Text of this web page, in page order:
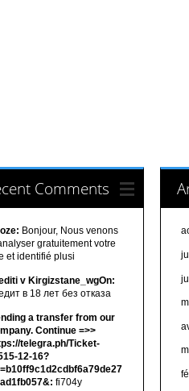
Comments
Bonjour, Nous venons
gratuitement votre
et identifié plusi
v Kirgizstane_wgOn:
в 18 лет без отказа
a transfer from our
Continue =>>
telegra.ph/Ticket-
12-16?
fi704y